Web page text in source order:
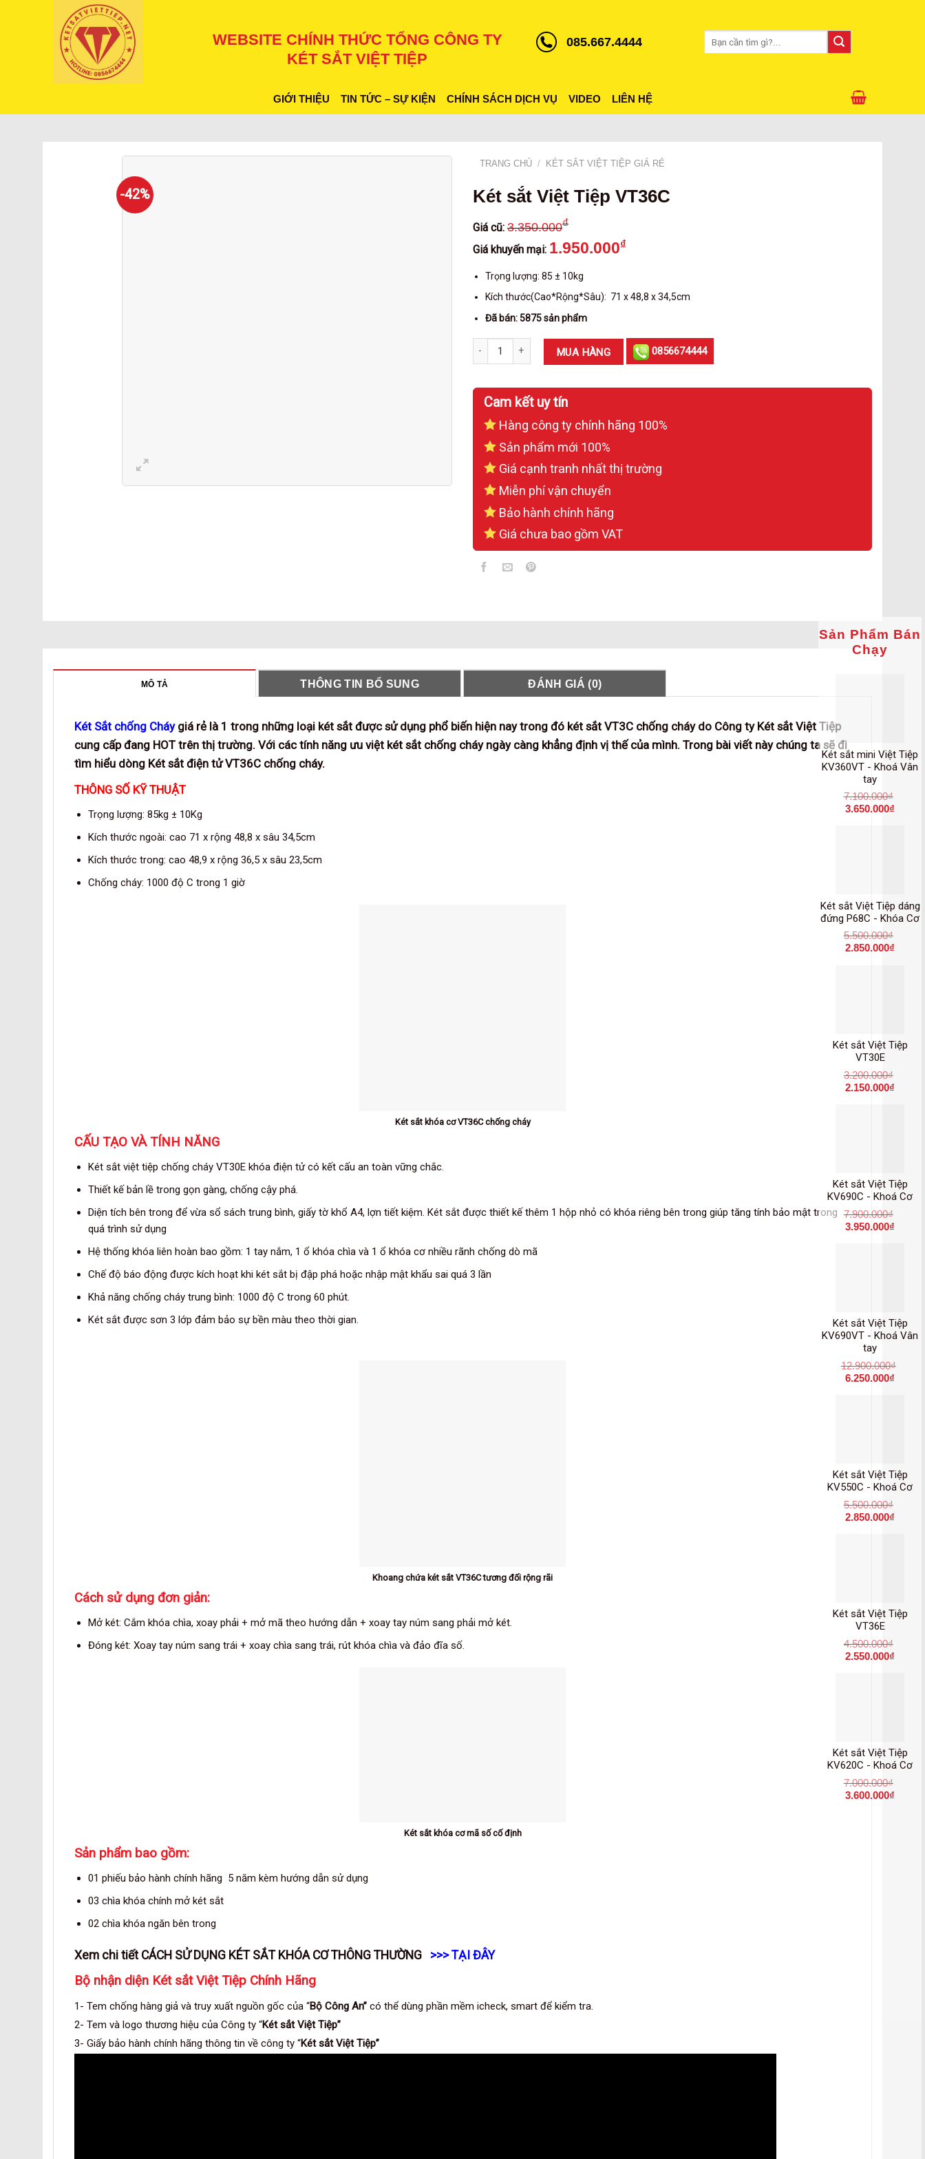
WEBSITE CHÍNH THỨC TỔNG CÔNG TY
KÉT SẮT VIỆT TIỆP
085.667.4444
kiếm:
GIỚI THIỆU TIN TỨC – SỰ KIỆN CHÍNH SÁCH DỊCH VỤ VIDEO LIÊN HỆ
-42%
TRANG CHỦ / KÉT SẮT VIỆT TIỆP GIÁ RẺ
Két sắt Việt Tiệp VT36C
Giá cũ: 3.350.000₫
Giá khuyến mại: 1.950.000₫
Trọng lượng: 85 ± 10kg
Kích thước(Cao*Rộng*Sâu): 71 x 48,8 x 34,5cm
Đã bán: 5875 sản phẩm
Két sắt Việt Tiệp VT36C số lượng
MUA HÀNG 0856674444
Cam kết uy tín
Hàng công ty chính hãng 100%
Sản phẩm mới 100%
Giá cạnh tranh nhất thị trường
Miễn phí vận chuyển
Bảo hành chính hãng
Giá chưa bao gồm VAT
MÔ TẢ THÔNG TIN BỔ SUNG ĐÁNH GIÁ (0)
Két Sắt chống Cháygiá rẻ là 1 trong những loại két sắt được sử dụng phổ biến hiện nay trong đó két sắt VT3C chống cháy do Công ty Két sắt Việt Tiệp
cung cấp đang HOT trên thị trường. Với các tính năng ưu việt két sắt chống cháy ngày càng khẳng định vị thế của mình. Trong bài viết này chúng ta sẽ đi
tìm hiểu dòng Két sắt điện tử VT36C chống cháy.
THÔNG SỐ KỸ THUẬT
Trọng lượng: 85kg ± 10Kg
Kích thước ngoài: cao 71 x rộng 48,8 x sâu 34,5cm
Kích thước trong: cao 48,9 x rộng 36,5 x sâu 23,5cm
Chống cháy: 1000 độ C trong 1 giờ
Két sắt khóa cơ VT36C chống cháy
CẤU TẠO VÀ TÍNH NĂNG
Két sắt việt tiệp chống cháy VT30E khóa điện tử có kết cấu an toàn vững chắc.
Thiết kế bản lề trong gọn gàng, chống cậy phá.
Diện tích bên trong để vừa sổ sách trung bình, giấy tờ khổ A4, lợn tiết kiệm. Két sắt được thiết kế thêm 1 hộp nhỏ có khóa riêng bên trong giúp tăng tính bảo mật trong
quá trình sử dụng
Hệ thống khóa liên hoàn bao gồm: 1 tay nắm, 1 ổ khóa chìa và 1 ổ khóa cơ nhiều rãnh chống dò mã
Chế độ báo động được kích hoạt khi két sắt bị đập phá hoặc nhập mật khẩu sai quá 3 lần
Khả năng chống cháy trung bình: 1000 độ C trong 60 phút.
Két sắt được sơn 3 lớp đảm bảo sự bền màu theo thời gian.
Khoang chứa két sắt VT36C tương đối rộng rãi
Cách sử dụng đơn giản:
Mở két: Cắm khóa chìa, xoay phải + mở mã theo hướng dẫn + xoay tay núm sang phải mở két.
Đóng két: Xoay tay núm sang trái + xoay chìa sang trái, rút khóa chìa và đảo đĩa số.
Két sắt khóa cơ mã số cố định
Sản phẩm bao gồm:
01 phiếu bảo hành chính hãng 5 năm kèm hướng dẫn sử dụng
03 chìa khóa chính mở két sắt
02 chìa khóa ngăn bên trong
Xem chi tiết CÁCH SỬ DỤNG KÉT SẮT KHÓA CƠ THÔNG THƯỜNG >>> TẠI ĐÂY
Bộ nhận diện Két sắt Việt Tiệp Chính Hãng
1- Tem chống hàng giả và truy xuất nguồn gốc của “Bộ Công An” có thể dùng phần mềm icheck, smart để kiểm tra.
2- Tem và logo thương hiệu của Công ty “Két sắt Việt Tiệp”
3- Giấy bảo hành chính hãng thông tin về công ty “Két sắt Việt Tiệp”
Sản Phẩm Bán
Chạy
Két sắt mini Việt Tiệp
KV360VT - Khoá Vân
tay
7.100.000₫
3.650.000₫
Két sắt Việt Tiệp dáng
đứng P68C - Khóa Cơ
5.500.000₫
2.850.000₫
Két sắt Việt Tiệp
VT30E
3.200.000₫
2.150.000₫
Két sắt Việt Tiệp
KV690C - Khoá Cơ
7.900.000₫
3.950.000₫
Két sắt Việt Tiệp
KV690VT - Khoá Vân
tay
12.900.000₫
6.250.000₫
Két sắt Việt Tiệp
KV550C - Khoá Cơ
5.500.000₫
2.850.000₫
Két sắt Việt Tiệp
VT36E
4.500.000₫
2.550.000₫
Két sắt Việt Tiệp
KV620C - Khoá Cơ
7.000.000₫
3.600.000₫